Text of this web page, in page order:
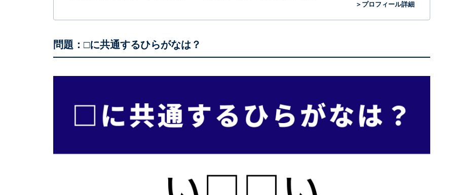
＞プロフィール詳細
問題：□に共通するひらがなは？